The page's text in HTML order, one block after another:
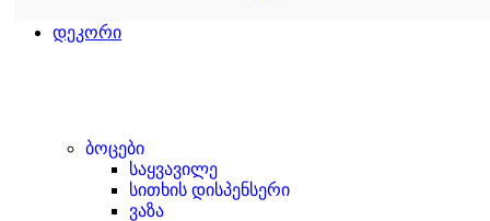
დეკორი
ბოცები
საყვავილე
სითხის დისპენსერი
ვაზა